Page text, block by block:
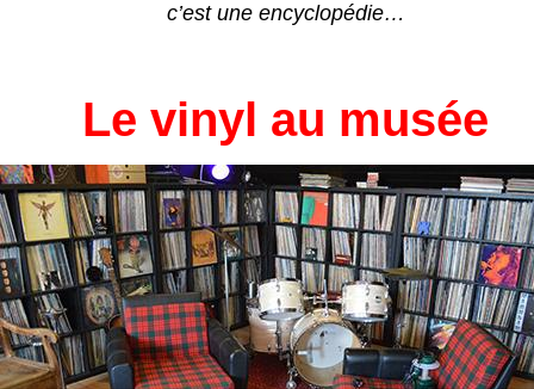
Le vinyl au musée
c’est une encyclopédie…